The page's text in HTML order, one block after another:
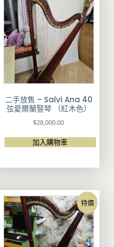
二手放售 – Salvi Ana 40
弦愛爾蘭豎琴 （紅木色）
$28,000.00
加入購物車
特價